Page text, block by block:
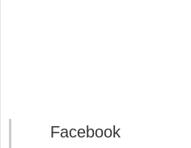
Facebook